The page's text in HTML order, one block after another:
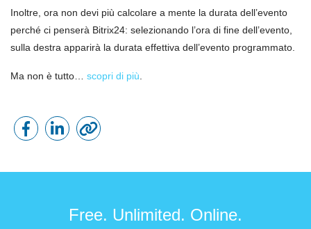
Inoltre, ora non devi più calcolare a mente la durata dell’evento
perché ci penserà Bitrix24: selezionando l’ora di fine dell’evento,
sulla destra apparirà la durata effettiva dell’evento programmato.
Ma non è tutto… scopri di più
Free. Unlimited. Online.